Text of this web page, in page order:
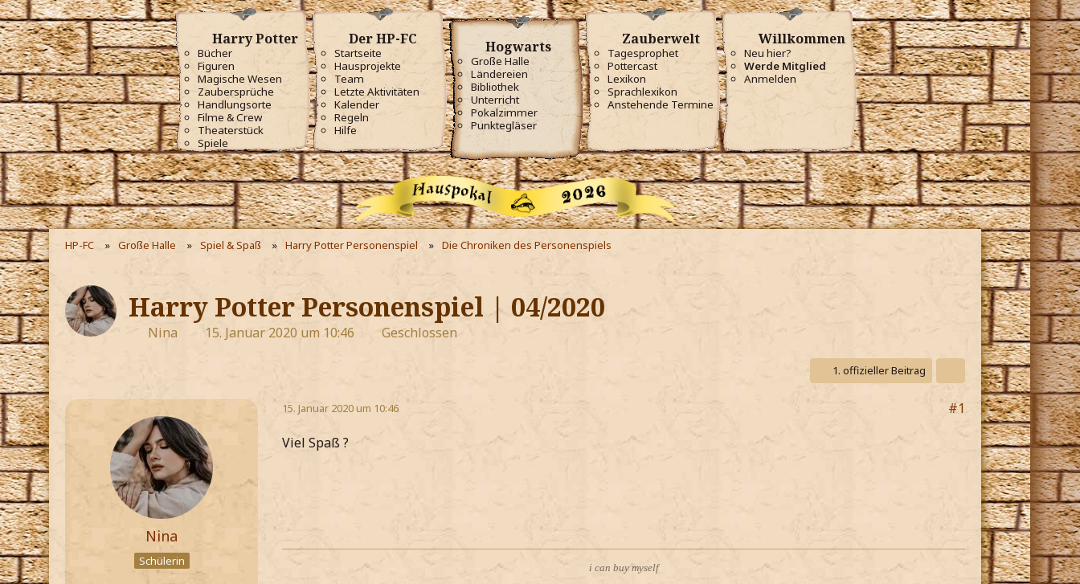
Harry Potter
Bücher
Figuren
Magische Wesen
Zaubersprüche
Handlungsorte
Filme & Crew
Theaterstück
Spiele
Der HP-FC
Startseite
Hausprojekte
Team
Letzte Aktivitäten
Kalender
Regeln
Hilfe
Hogwarts
Große Halle
Ländereien
Bibliothek
Unterricht
Pokalzimmer
Punktegläser
Zauberwelt
Tagesprophet
Pottercast
Lexikon
Sprachlexikon
Anstehende Termine
Willkommen
Neu hier?
Werde Mitglied
Anmelden
HP-FC Große Halle Spiel & Spaß Harry Potter Personenspiel Die Chroniken des Personenspiels
Harry Potter Personenspiel | 04/2020
Nina 15. Januar 2020 um 10:46 Geschlossen
1. offizieller Beitrag
Nina
Schülerin
15. Januar 2020 um 10:46
#1
Viel Spaß ?
i can buy myself